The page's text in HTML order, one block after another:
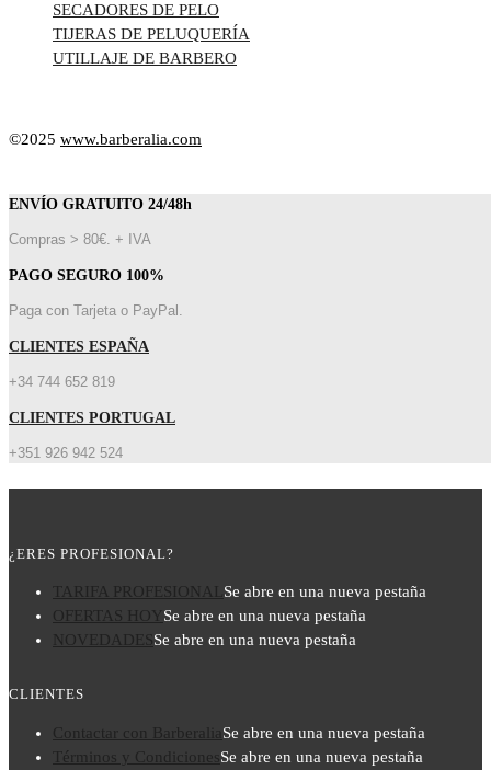
SECADORES DE PELO
TIJERAS DE PELUQUERÍA
UTILLAJE DE BARBERO
©2025 www.barberalia.com
ENVÍO GRATUITO 24/48h
Compras > 80€. + IVA
PAGO SEGURO 100%
Paga con Tarjeta o PayPal.
CLIENTES ESPAÑA
+34 744 652 819
CLIENTES PORTUGAL
+351 926 942 524
CLIENTES
Contactar con Barberalia Se abre en una nueva pestaña
Términos y CondicionesSe abre en una nueva pestaña
¿ERES PROFESIONAL?
TARIFA PROFESIONAL Se abre en una nueva pestaña
OFERTAS HOY Se abre en una nueva pestaña
NOVEDADESSe abre en una nueva pestaña